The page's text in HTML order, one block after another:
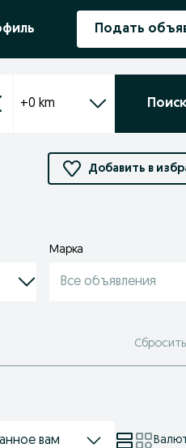
Подать
+0 km
Добавить в
Марка
Все объявления
вам